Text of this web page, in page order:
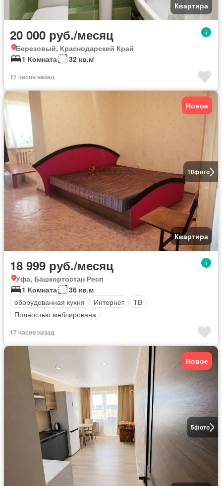
Квартира
20 000 руб./месяц
Березовый, Краснодарский Край
1 Комната
32 кв.м
17 часов назад
10фото
Новое
Квартира
18 999 руб./месяц
Уфа, Башкортостан Респ
1 Комната
36 кв.м
оборудованная кухня
Интернет
ТВ
Полностью меблирована
17 часов назад
5фото
Новое